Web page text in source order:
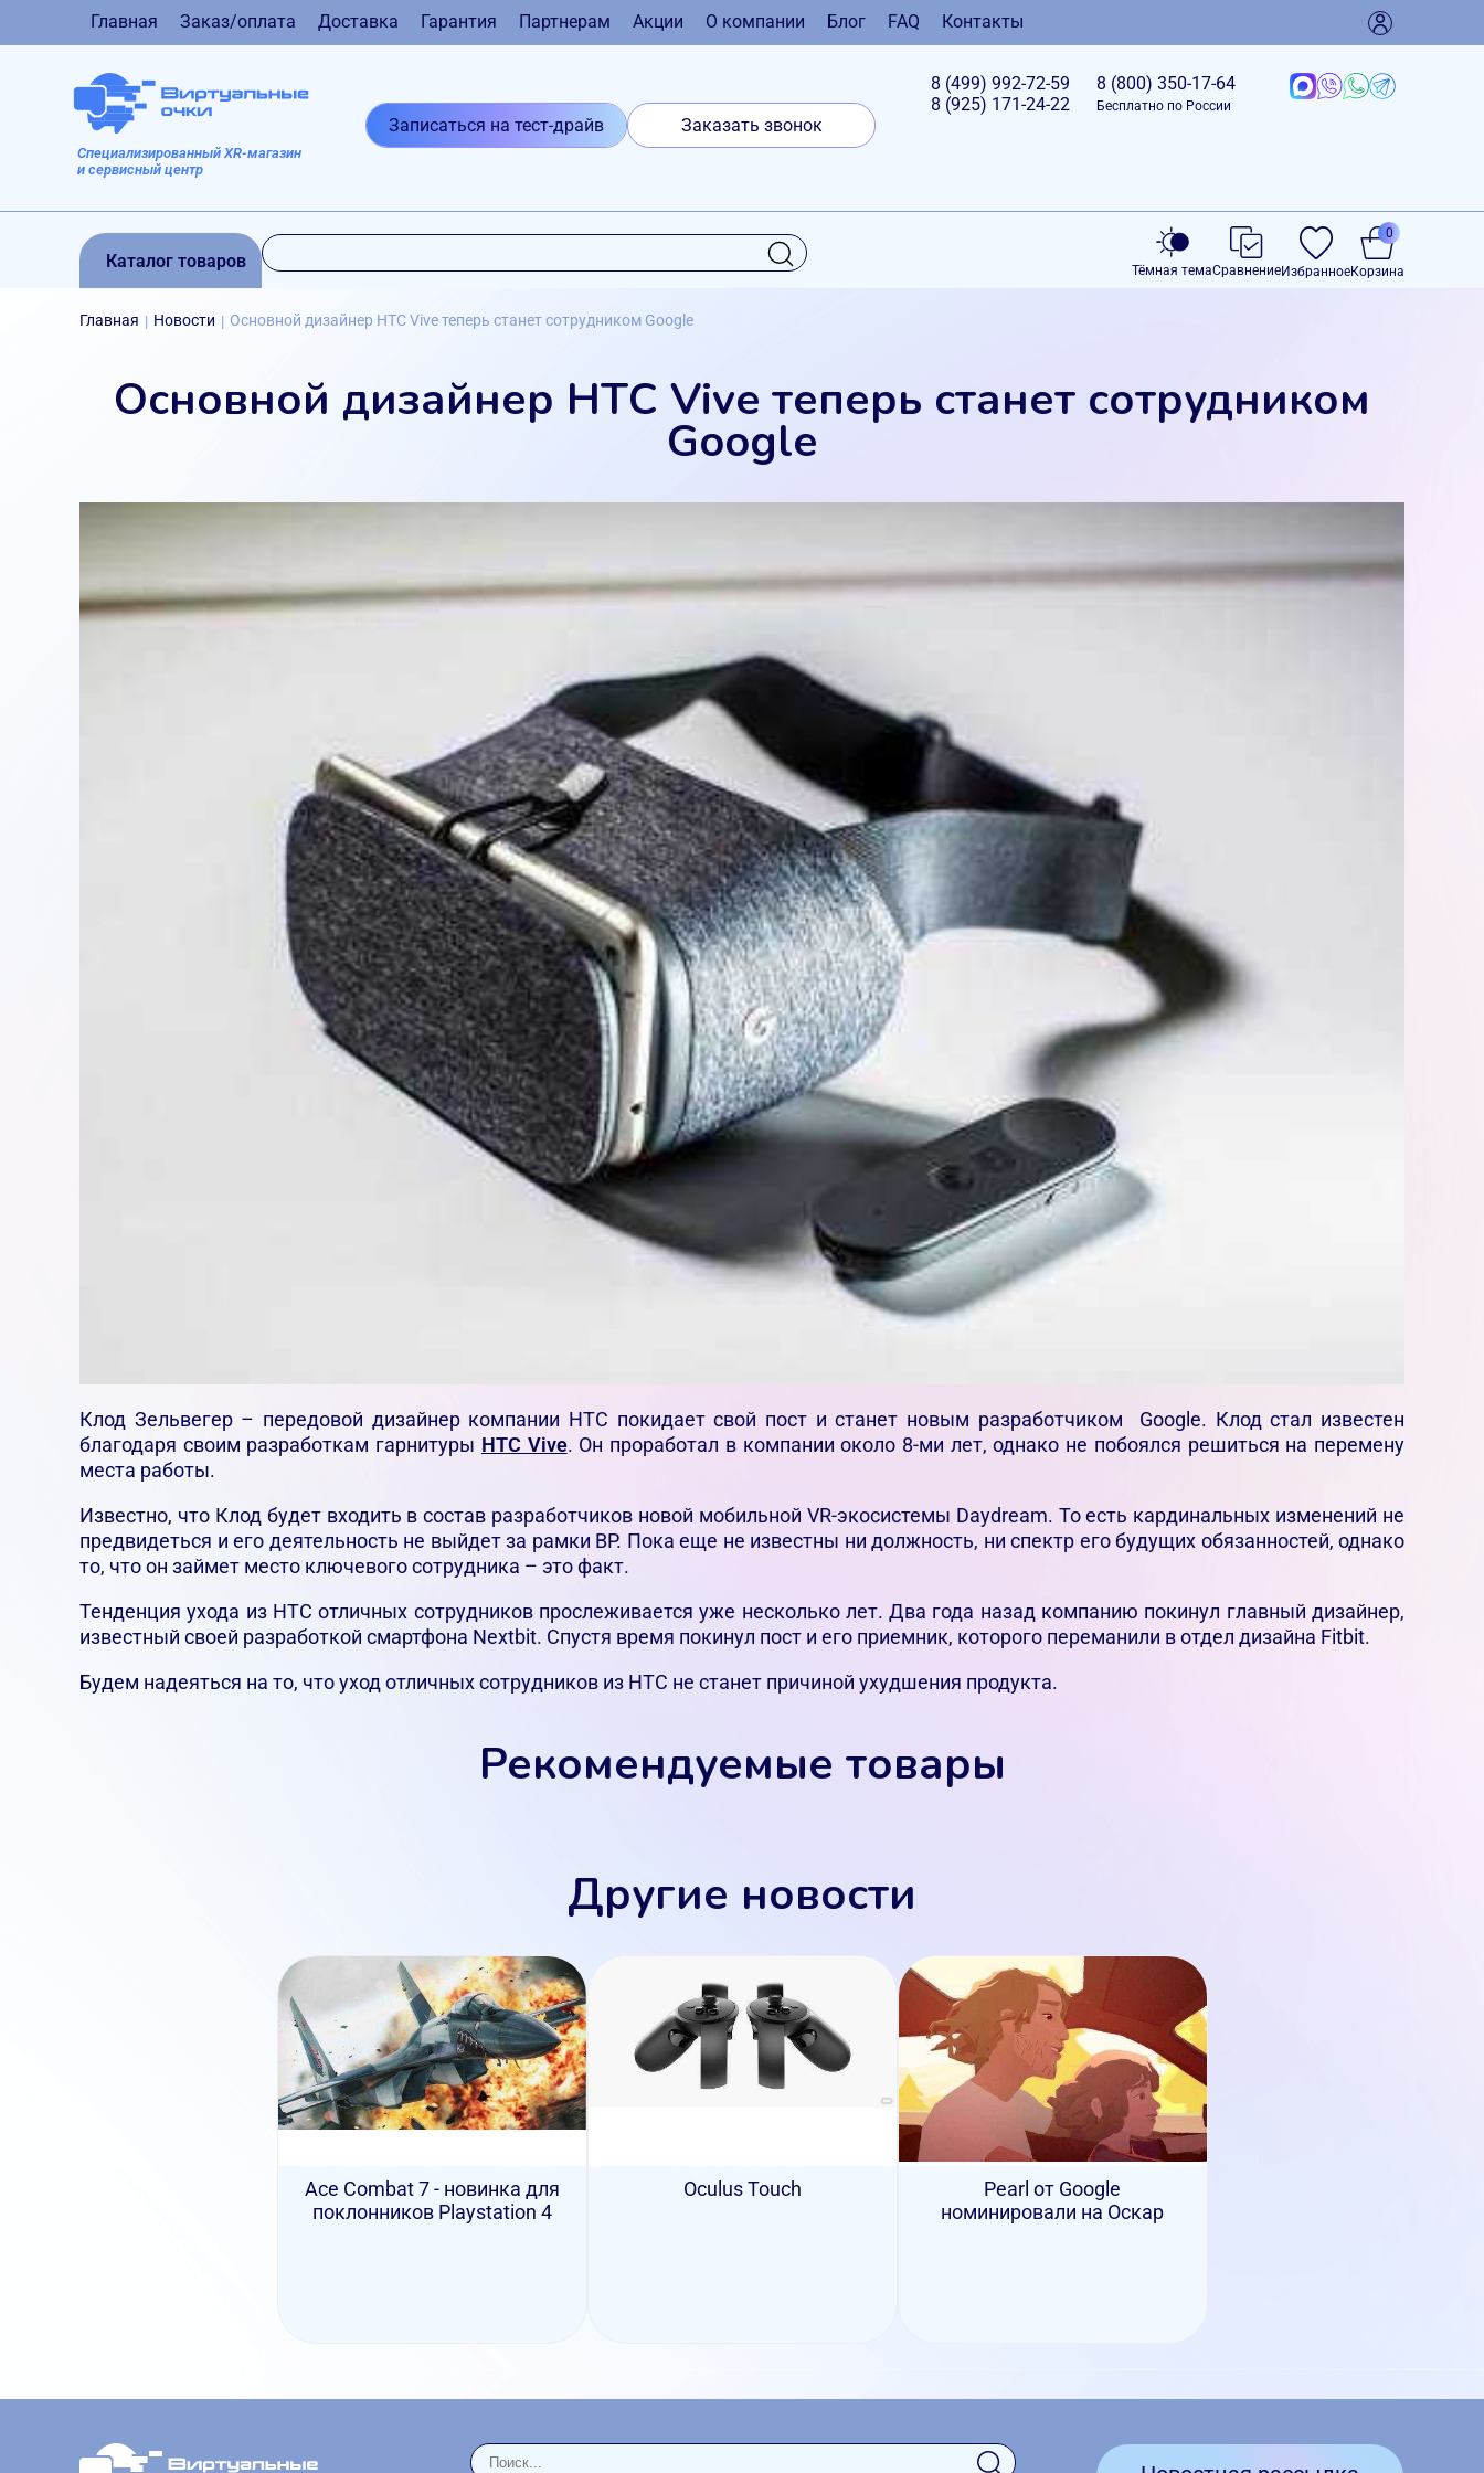
Главная Заказ/оплата Доставка Гарантия Партнерам Акции О компании Блог FAQ Контакты
Специализированный XR-магазин
и сервисный центр
Записаться на тест-драйв Заказать звонок
8 (499) 992-72-59
8 (925) 171-24-22
8 (800) 350-17-64
Бесплатно по России
Каталог товаров Тёмная темаСравнениеИзбранноеКорзина
0
Главная | Новости | Основной дизайнер HTC Vive теперь станет сотрудником Google
Основной дизайнер HTC Vive теперь станет сотрудником
Google
Клод Зельвегер – передовой дизайнер компании HTC покидает свой пост и станет новым разработчиком Google. Клод стал известен
благодаря своим разработкам гарнитуры HTC Vive. Он проработал в компании около 8-ми лет, однако не побоялся решиться на перемену
места работы.
Известно, что Клод будет входить в состав разработчиков новой мобильной VR-экосистемы Daydream. То есть кардинальных изменений не
предвидеться и его деятельность не выйдет за рамки ВР. Пока еще не известны ни должность, ни спектр его будущих обязанностей, однако
то, что он займет место ключевого сотрудника – это факт.
Тенденция ухода из НТС отличных сотрудников прослеживается уже несколько лет. Два года назад компанию покинул главный дизайнер,
известный своей разработкой смартфона Nextbit. Спустя время покинул пост и его приемник, которого переманили в отдел дизайна Fitbit.
Будем надеяться на то, что уход отличных сотрудников из НТС не станет причиной ухудшения продукта.
Рекомендуемые товары
Другие новости
Ace Combat 7 - новинка для
поклонников Playstation 4
Oculus Touch
Pearl от Google
номинировали на Оскар